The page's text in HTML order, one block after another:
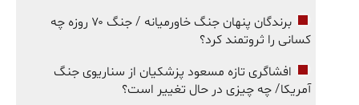
برندگان پنهان جنگ خاورمیانه / جنگ ۷۰ روزه چه
کسانی را ثروتمند کرد؟
افشاگری تازه مسعود پزشکیان از سناریوی جنگ
آمریکا/ چه چیزی در حال تغییر است؟